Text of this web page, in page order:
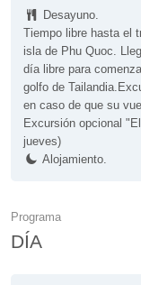
Desayuno.
Tiempo libre hasta el
isla de Phu Quoc.
día libre para
golfo de
en caso de que su
Excursión opcional
jueves)
Alojamiento.
Programa
DÍA